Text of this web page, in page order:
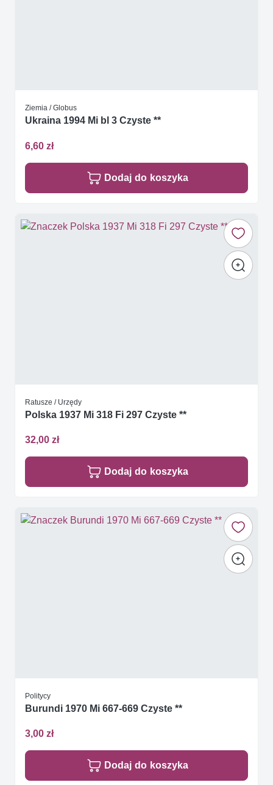
Ziemia / Globus
Ukraina 1994 Mi bl 3 Czyste **
6,60 zł
Dodaj do koszyka
Ratusze / Urzędy
Polska 1937 Mi 318 Fi 297 Czyste **
32,00 zł
Dodaj do koszyka
Politycy
Burundi 1970 Mi 667-669 Czyste **
3,00 zł
Dodaj do koszyka